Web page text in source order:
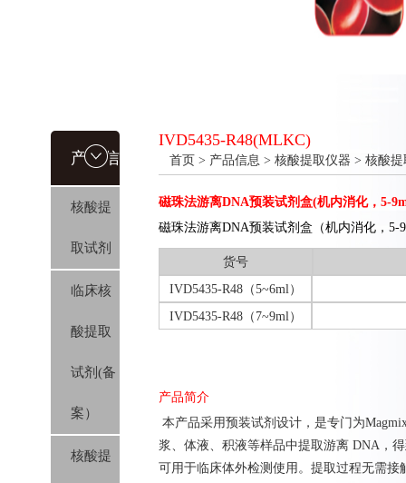
产品信
息
核酸提
取试剂
临床核
酸提取
试剂(备
案）
核酸提
IVD5435-R48(MLKC)
首页 > 产品信息 > 核酸提取仪器 > 核酸提
磁珠法游离DNA预装试剂盒(机内消化，5-
磁珠法游离DNA预装试剂盒（机内消化，5-
货号
IVD5435-R48（5~6ml）
IVD5435-R48（7~9ml）
产品简介
本产品采用预装试剂设计，是专门为
浆、体液、积液等样品中提取游离 DNA，
可用于临床体外检测使用。提取过程无需